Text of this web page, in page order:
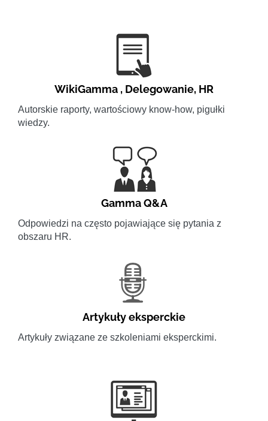
WikiGamma , Delegowanie, HR
Autorskie raporty, wartościowy know-how, pigułki
wiedzy.
Gamma Q&A
Odpowiedzi na często pojawiające się pytania z
obszaru HR.
Artykuły eksperckie
Artykuły związane ze szkoleniami eksperckimi.